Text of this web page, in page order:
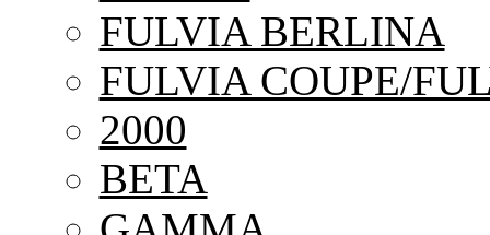
FULVIA BERLINA
FULVIA COUPE/
2000
BETA